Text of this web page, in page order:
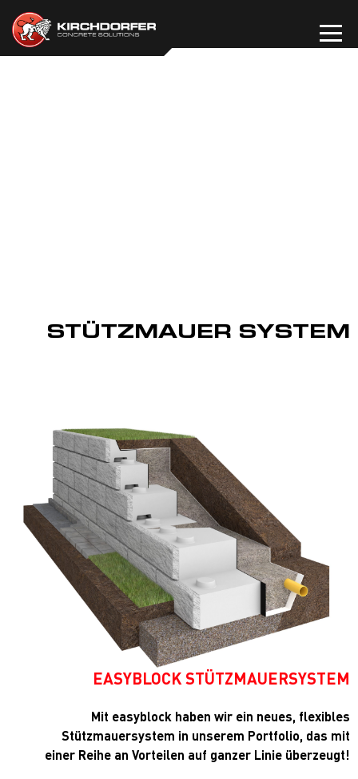
Inhalt
springen
STÜTZMAUER SYSTEM
EASYBLOCK STÜTZMAUERSYSTEM
Mit easyblock haben wir ein neues, flexibles
Stützmauersystem in unserem Portfolio, das mit
einer Reihe an Vorteilen auf ganzer Linie überzeugt!